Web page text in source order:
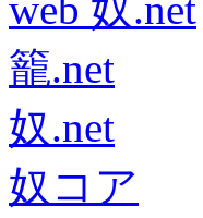
籠.net
奴.net
奴コア